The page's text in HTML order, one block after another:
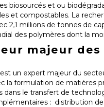
biosourcés et ou
et compostables. La
2,1 millions de tonnes de
des polymères dont la
majeur
un expert majeur du
la formulation de matières
dans le transfert de
: distribution